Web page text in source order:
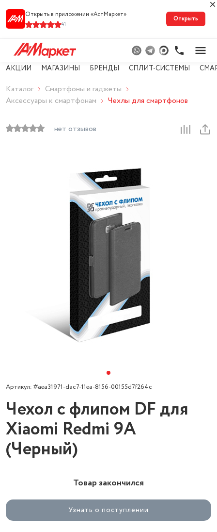
Открыть в приложении «АстМарке‪т‬»
41
Открыть
АКЦИИ МАГАЗИНЫ БРЕНДЫ СПЛИТ-СИСТЕМЫ
Каталог
Смартфоны и гаджеты
Аксессуары к смартфонам
Чехлы для смартфонов
нет отзывов
Артикул: #aea31971-dac7-11ea-8156-00155d7f264c
Чехол с флипом DF для
Xiaomi Redmi 9A
(Черный)
Товар закончился
Узнать о поступлении